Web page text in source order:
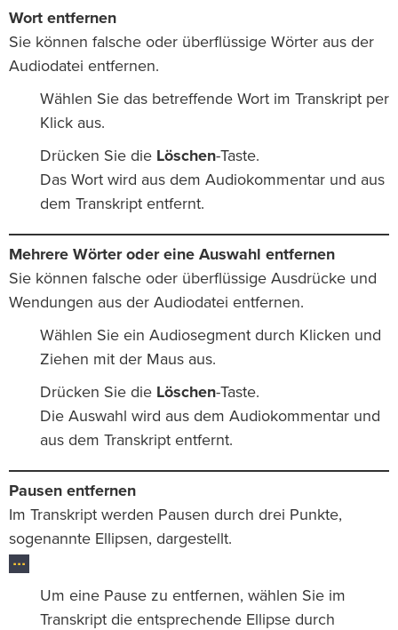
Wort entfernen
Sie können falsche oder überflüssige Wörter aus der
Audiodatei entfernen.
Wählen Sie das betreffende Wort im Transkript per
Klick aus.
Drücken Sie die Löschen-Taste.
Das Wort wird aus dem Audiokommentar und aus
dem Transkript entfernt.
Mehrere Wörter oder eine Auswahl entfernen
Sie können falsche oder überflüssige Ausdrücke und
Wendungen aus der Audiodatei entfernen.
Wählen Sie ein Audiosegment durch Klicken und
Ziehen mit der Maus aus.
Drücken Sie die Löschen-Taste.
Die Auswahl wird aus dem Audiokommentar und
aus dem Transkript entfernt.
Pausen entfernen
Im Transkript werden Pausen durch drei Punkte,
sogenannte Ellipsen, dargestellt.
Um eine Pause zu entfernen, wählen Sie im
Transkript die entsprechende Ellipse durch